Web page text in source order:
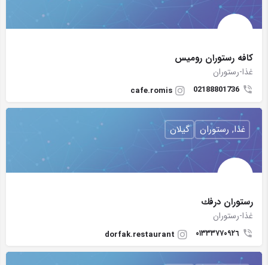
کافه رستوران رومیس
غذا-رستوران
02188801736
cafe.romis
رستوران درفك
غذا-رستوران
٠١٣٣٣٧٧٠٩٢٦ dorfak.restaurant
غذا, رستوران گیلان